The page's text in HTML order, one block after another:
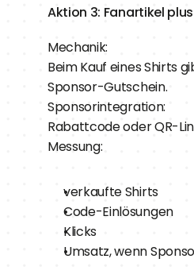
Aktion 3: Fanartikel
Mechanik:
Beim Kauf eines Shirts
Sponsor-Gutschein.
Sponsorintegration:
Rabattcode oder QR-
Messung:
verkaufte Shirts
Code-Einlösungen
Klicks
Umsatz, wenn